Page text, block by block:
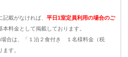
記載がなければ、平日1室定員利用の場合のご
本料金として掲載しております。
場合は、「１泊２食付き １名様料金（税
ます。